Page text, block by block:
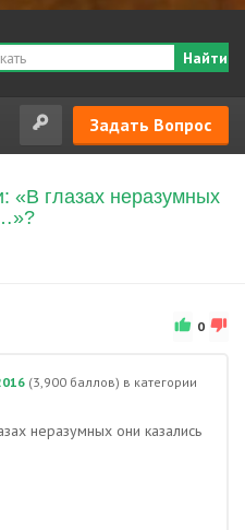
Найти
Задать Вопрос
«В глазах неразумных
0
(3,900 баллов) в категории
неразумных они казались